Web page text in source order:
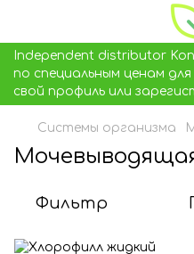
Independent distributor
по специальным ценам
свой профиль или
Системы организма
Фильтр